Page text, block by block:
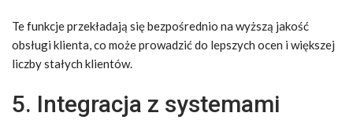
Te funkcje przekładają się bezpośrednio na wyższą jakość
obsługi klienta, co może prowadzić do lepszych ocen i większej
liczby stałych klientów.
5. Integracja z systemami